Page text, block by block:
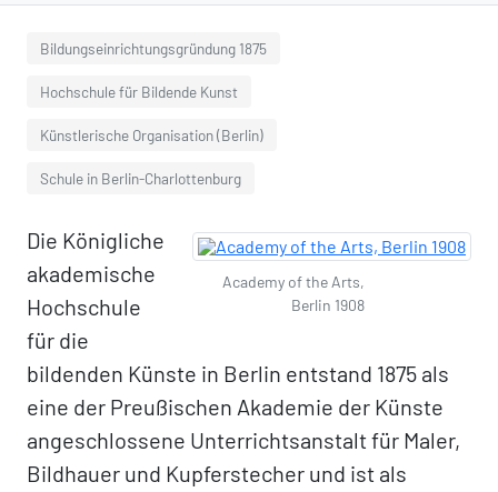
Bildungseinrichtungsgründung 1875
Hochschule für Bildende Kunst
Künstlerische Organisation (Berlin)
Schule in Berlin-Charlottenburg
Academy of the Arts,
Berlin 1908
Die Königliche
akademische
Hochschule
für die
bildenden Künste in Berlin entstand 1875 als
eine der Preußischen Akademie der Künste
angeschlossene Unterrichtsanstalt für Maler,
Bildhauer und Kupferstecher und ist als